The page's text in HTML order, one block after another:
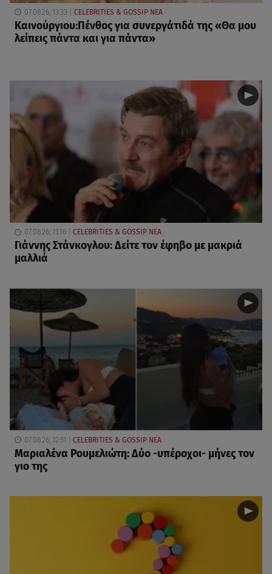
07.08.26, 13:33 CELEBRITIES & GOSSIP ΝΕΑ
Καινούργιου:Πένθος για συνεργάτιδά της «Θα μου
λείπεις πάντα και για πάντα»
07.08.26, 13:16 CELEBRITIES & GOSSIP ΝΕΑ
Γιάννης Στάνκογλου: Δείτε τον έφηβο με μακριά
μαλλιά
07.08.26, 12:51 CELEBRITIES & GOSSIP ΝΕΑ
Μαριαλένα Ρουμελιώτη: Δύο -υπέροχοι- μήνες τον
γιο της